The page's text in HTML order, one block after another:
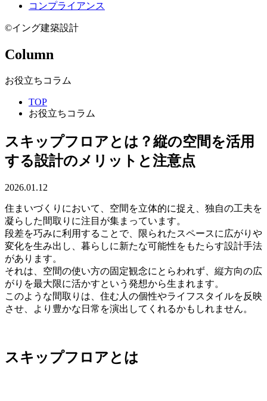
コンプライアンス
©イング建築設計
Column
お役立ちコラム
TOP
お役立ちコラム
スキップフロアとは？縦の空間を活用
する設計のメリットと注意点
2026.01.12
住まいづくりにおいて、空間を立体的に捉え、独自の工夫を
凝らした間取りに注目が集まっています。
段差を巧みに利用することで、限られたスペースに広がりや
変化を生み出し、暮らしに新たな可能性をもたらす設計手法
があります。
それは、空間の使い方の固定観念にとらわれず、縦方向の広
がりを最大限に活かすという発想から生まれます。
このような間取りは、住む人の個性やライフスタイルを反映
させ、より豊かな日常を演出してくれるかもしれません。
スキップフロアとは